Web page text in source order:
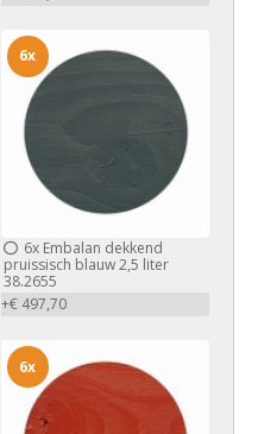
6xEmbalan dekkend
pruissisch blauw 2,5 liter
38.2655
+€ 497,70
6x
6x